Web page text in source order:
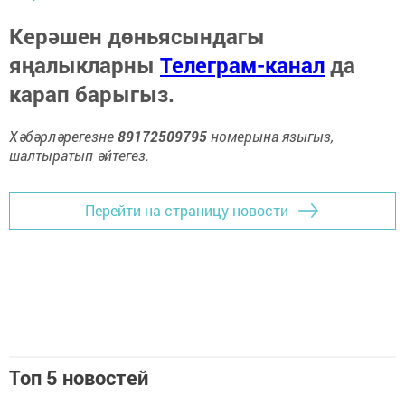
Керәшен дөньясындагы
яңалыкларны Телеграм-каналда
карап барыгыз.
Хәбәрләрегезне89172509795номерына языгыз,
шалтыратып әйтегез.
Перейти на страницу новости
Топ 5 новостей